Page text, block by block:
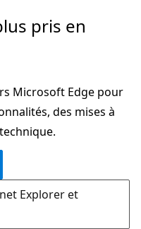
pris en
Microsoft Edge pour
des mises à
Explorer et